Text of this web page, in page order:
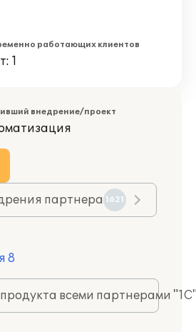
работающих клиентов
1
внедрение/проект
партнера 1621
8
всеми партнерами